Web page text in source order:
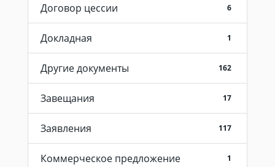
Договор цессии 6
Докладная 1
Другие документы 162
Завещания 17
Заявления 117
Коммерческое предложение 1